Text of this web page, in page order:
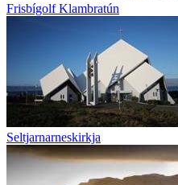
Frisbígolf Klambratún
Seltjarnarneskirkja